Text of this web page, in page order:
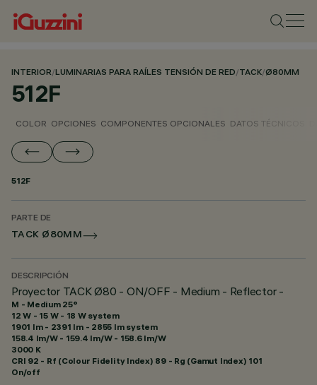
INTERIOR/LUMINARIAS PARA RAÍLES TENSIÓN DE RED/TACK/Ø80MM
512F
COLOR OPCIONES COMPONENTES OPCIONALES DATOS TÉCNICOS
512F
PARTE DE
TACK Ø80MM
DESCRIPCIÓN
Proyector TACK Ø80 - ON/OFF - Medium - Reflector -
M - Medium 25°
12 W - 15 W - 18 W system
1901 lm - 2391 lm - 2855 lm system
158.4 lm/W - 159.4 lm/W - 158.6 lm/W
3000 K
CRI 92 - Rf (Colour Fidelity Index) 89 - Rg (Gamut Index) 101
On/off